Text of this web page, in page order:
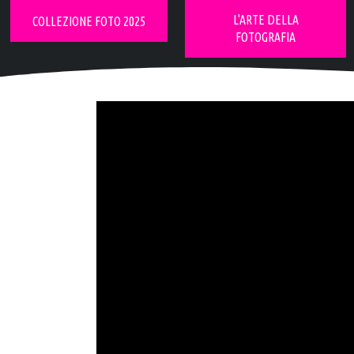
COLLEZIONE FOTO 2025
L'ARTE DELLA
FOTOGRAFIA